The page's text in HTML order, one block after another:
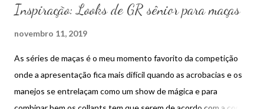
Inspiração: Looks de GR sênior para maças
novembro 11, 2019
As séries de maças é o meu momento favorito da competição
onde a apresentação fica mais difícil quando as acrobacias e os
manejos se entrelaçam como um show de mágica e para